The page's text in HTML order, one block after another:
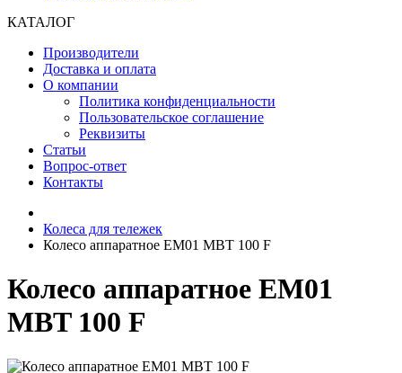
КАТАЛОГ
Производители
Доставка и оплата
О компании
Политика конфиденциальности
Пользовательское соглашение
Реквизиты
Статьи
Вопрос-ответ
Контакты
Колеса для тележек
Колесо аппаратное EM01 MBT 100 F
Колесо аппаратное EM01
MBT 100 F